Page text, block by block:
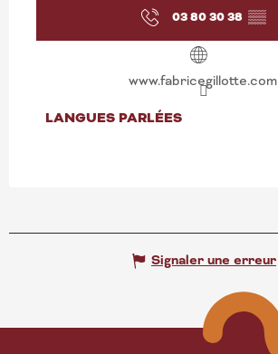
03 80 30 38 ▒▒
www.fabricegillotte.com
LANGUES PARLÉES
LANGUES PARLÉES
Signaler une erreur